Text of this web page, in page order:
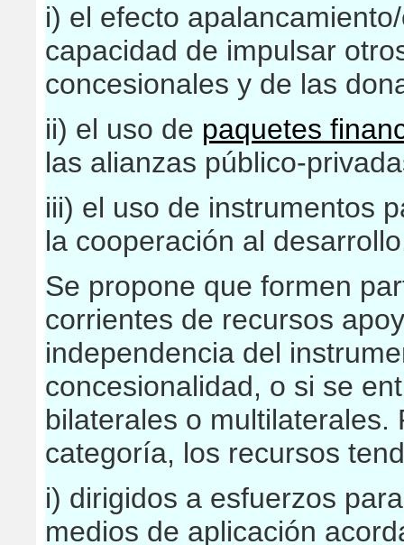
i) el efecto
capacidad de impulsar
concesionales y de las
ii) el uso de paquetes
las alianzas público-
iii) el uso de instrumentos
la cooperación al
Se propone que formen
corrientes de recursos
independencia del
concesionalidad, o si se
bilaterales o
categoría, los recursos
i) dirigidos a esfuerzos
medios de aplicación